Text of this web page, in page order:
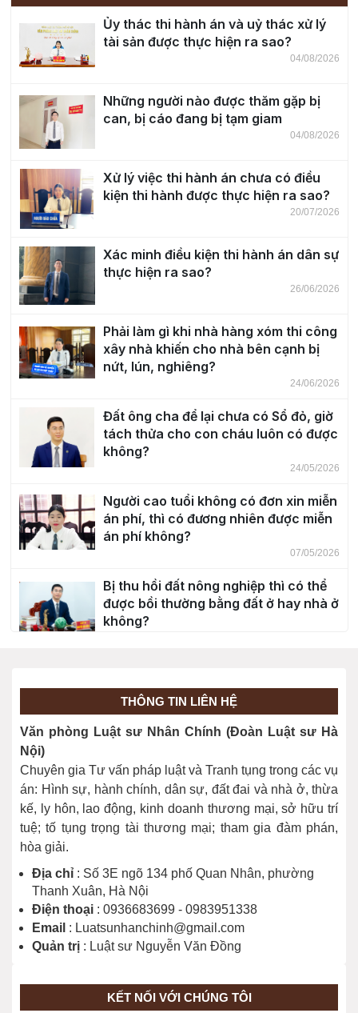
Ủy thác thi hành án và uỷ thác xử lý
tài sản được thực hiện ra sao?
04/08/2026
Những người nào được thăm gặp bị
can, bị cáo đang bị tạm giam
04/08/2026
Xử lý việc thi hành án chưa có điều
kiện thi hành được thực hiện ra sao?
20/07/2026
Xác minh điều kiện thi hành án dân sự
thực hiện ra sao?
26/06/2026
Phải làm gì khi nhà hàng xóm thi công
xây nhà khiến cho nhà bên cạnh bị
nứt, lún, nghiêng?
24/06/2026
Đất ông cha để lại chưa có Sổ đỏ, giờ
tách thửa cho con cháu luôn có được
không?
24/05/2026
Người cao tuổi không có đơn xin miễn
án phí, thì có đương nhiên được miễn
án phí không?
07/05/2026
Bị thu hồi đất nông nghiệp thì có thể
được bồi thường bằng đất ở hay nhà ở
không?
20/03/2026
về Bầu cử năm 2026
26/02/2026
THÔNG TIN LIÊN HỆ
Văn phòng Luật sư Nhân Chính (Đoàn Luật sư Hà
Nội)
Chuyên gia Tư vấn pháp luật và Tranh tụng trong các vụ
án: Hình sự, hành chính, dân sự, đất đai và nhà ở, thừa
kế, ly hôn, lao động, kinh doanh thương mại, sở hữu trí
tuệ; tố tụng trọng tài thương mại; tham gia đàm phán,
hòa giải.
Địa chỉ : Số 3E ngõ 134 phố Quan Nhân, phường
Thanh Xuân, Hà Nội
Điện thoại : 0936683699 - 0983951338
Email : Luatsunhanchinh@gmail.com
Quản trị : Luật sư Nguyễn Văn Đồng
KẾT NỐI VỚI CHÚNG TÔI